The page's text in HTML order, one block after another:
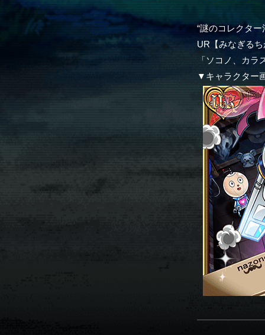
“謎のコレクタ
UR【みなぎる
「ソコノ、カ
▼キャラクター